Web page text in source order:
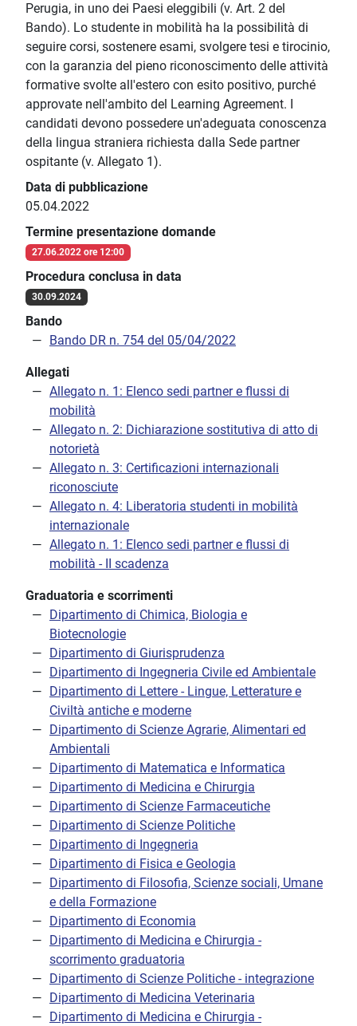
Perugia, in uno dei Paesi eleggibili (v. Art. 2 del
Bando). Lo studente in mobilità ha la possibilità di
seguire corsi, sostenere esami, svolgere tesi e tirocinio,
con la garanzia del pieno riconoscimento delle attività
formative svolte all'estero con esito positivo, purché
approvate nell'ambito del Learning Agreement. I
candidati devono possedere un'adeguata conoscenza
della lingua straniera richiesta dalla Sede partner
ospitante (v. Allegato 1).
Data di pubblicazione
05.04.2022
Termine presentazione domande
27.06.2022 ore 12:00
Procedura conclusa in data
30.09.2024
Bando
Bando DR n. 754 del 05/04/2022
Allegati
Allegato n. 1: Elenco sedi partner e flussi di
mobilità
Allegato n. 2: Dichiarazione sostitutiva di atto di
notorietà
Allegato n. 3: Certificazioni internazionali
riconosciute
Allegato n. 4: Liberatoria studenti in mobilità
internazionale
Allegato n. 1: Elenco sedi partner e flussi di
mobilità - II scadenza
Graduatoria e scorrimenti
Dipartimento di Chimica, Biologia e
Biotecnologie
Dipartimento di Giurisprudenza
Dipartimento di Ingegneria Civile ed Ambientale
Dipartimento di Lettere - Lingue, Letterature e
Civiltà antiche e moderne
Dipartimento di Scienze Agrarie, Alimentari ed
Ambientali
Dipartimento di Matematica e Informatica
Dipartimento di Medicina e Chirurgia
Dipartimento di Scienze Farmaceutiche
Dipartimento di Scienze Politiche
Dipartimento di Ingegneria
Dipartimento di Fisica e Geologia
Dipartimento di Filosofia, Scienze sociali, Umane
e della Formazione
Dipartimento di Economia
Dipartimento di Medicina e Chirurgia -
scorrimento graduatoria
Dipartimento di Scienze Politiche - integrazione
Dipartimento di Medicina Veterinaria
Dipartimento di Medicina e Chirurgia -